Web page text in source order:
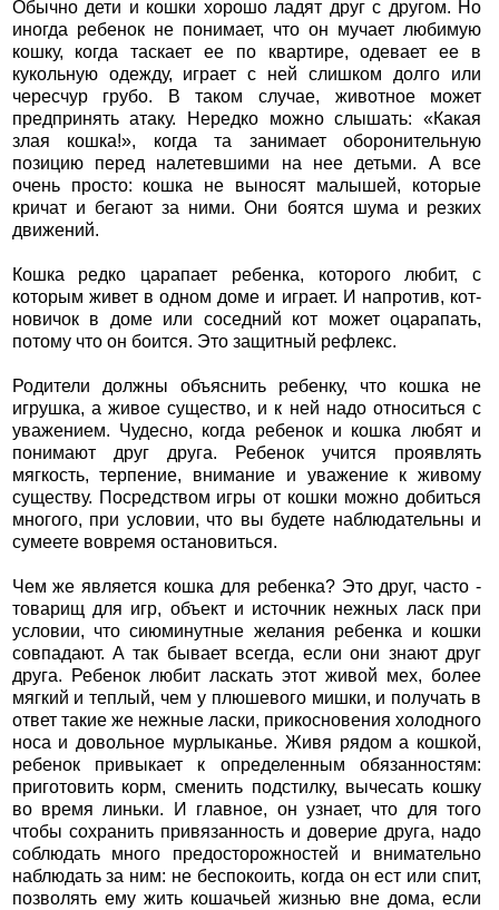
Обычно дети и кошки хорошо ладят друг с другом. Но
иногда ребенок не понимает, что он мучает любимую
кошку, когда таскает ее по квартире, одевает ее в
кукольную одежду, играет с ней слишком долго или
чересчур грубо. В таком случае, животное может
предпринять атаку. Нередко можно слышать: «Какая
злая кошка!», когда та занимает оборонительную
позицию перед налетевшими на нее детьми. А все
очень просто: кошка не выносят малышей, которые
кричат и бегают за ними. Они боятся шума и резких
движений.
Кошка редко царапает ребенка, которого любит, с
которым живет в одном доме и играет. И напротив, кот-
новичок в доме или соседний кот может оцарапать,
потому что он боится. Это защитный рефлекс.
Родители должны объяснить ребенку, что кошка не
игрушка, а живое существо, и к ней надо относиться с
уважением. Чудесно, когда ребенок и кошка любят и
понимают друг друга. Ребенок учится проявлять
мягкость, терпение, внимание и уважение к живому
существу. Посредством игры от кошки можно добиться
многого, при условии, что вы будете наблюдательны и
сумеете вовремя остановиться.
Чем же является кошка для ребенка? Это друг, часто -
товарищ для игр, объект и источник нежных ласк при
условии, что сиюминутные желания ребенка и кошки
совпадают. А так бывает всегда, если они знают друг
друга. Ребенок любит ласкать этот живой мех, более
мягкий и теплый, чем у плюшевого мишки, и получать в
ответ такие же нежные ласки, прикосновения холодного
носа и довольное мурлыканье. Живя рядом а кошкой,
ребенок привыкает к определенным обязанностям:
приготовить корм, сменить подстилку, вычесать кошку
во время линьки. И главное, он узнает, что для того
чтобы сохранить привязанность и доверие друга, надо
соблюдать много предосторожностей и внимательно
наблюдать за ним: не беспокоить, когда он ест или спит,
позволять ему жить кошачьей жизнью вне дома, если